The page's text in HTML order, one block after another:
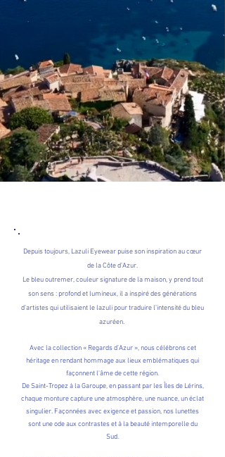
Depuis toujours, Lazuli Eyewear puise son inspiration au cœur
de la Côte d’Azur.
Le bleu outremer, couleur signature de la maison, y prend tout
son sens : profond et lumineux, il a inspiré des générations
d’artistes qui utilisaient le lazuli pour traduire l’intensité du bleu
azuréen.
Avec la collection « Regards d’Azur », nous célébrons cet
héritage en rendant hommage aux lieux emblématiques qui
façonnent l'âme de cette région.
De Saint-Tropez à la Garoupe, en passant par les Îles de Lérins,
chaque monture capture une atmosphère, une nuance, un éclat
singulier. Façonnées avec exigence et passion, nos lunettes
sont une ode aux contrastes et à la beauté intemporelle du
Sud.